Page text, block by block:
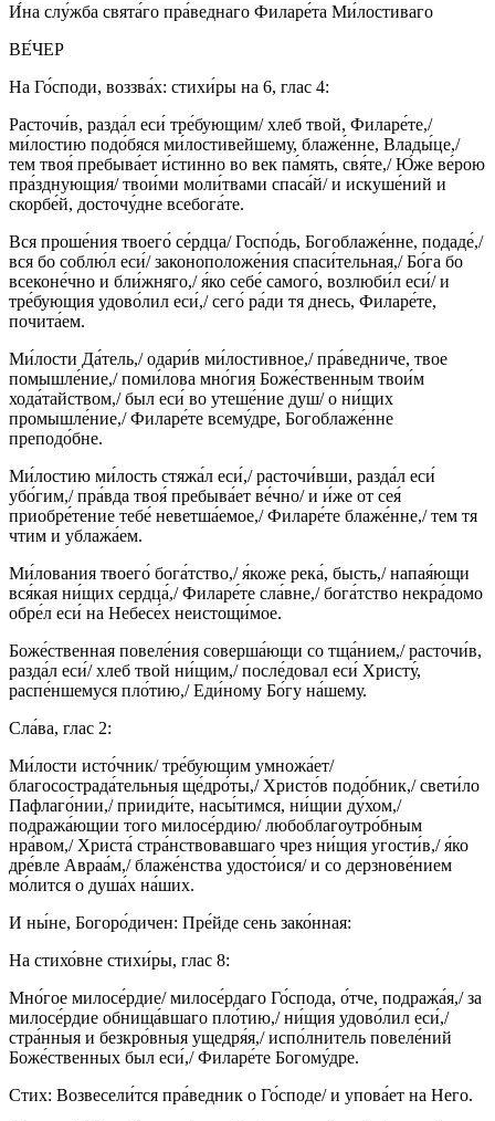
И́на слу́жба свята́го пра́веднаго Филаре́та Ми́лостиваго
ВЕ́ЧЕР
На Го́споди, воззва́х: стихи́ры на 6, глас 4:
Расточи́в, разда́л еси́ тре́бующим/ хлеб твой, Филаре́те,/
ми́лостию подо́бяся ми́лостивейшему, блаже́нне, Влады́це,/
тем твоя́ пребыва́ет и́стинно во век па́мять, свя́те,/ Ю́же ве́рою
пра́зднующия/ твои́ми моли́твами спаса́й/ и искуше́ний и
скорбе́й, досточу́дне всебога́те.
Вся проше́ния твоего́ се́рдца/ Госпо́дь, Богоблаже́нне, подаде́,/
вся бо соблю́л еси́/ законоположе́ния спаси́тельная,/ Бо́га бо
всеконе́чно и бли́жняго,/ я́ко себе́ самого́, возлюби́л еси́/ и
тре́бующия удово́лил еси́,/ сего́ ра́ди тя днесь, Филаре́те,
почита́ем.
Ми́лости Да́тель,/ одари́в ми́лостивное,/ пра́ведниче, твое
помышле́ние,/ поми́лова мно́гия Боже́ственным твои́м
хода́тайством,/ был еси́ во утеше́ние душ/ о ни́щих
промышле́ние,/ Филаре́те всему́дре, Богоблаже́нне
преподо́бне.
Ми́лостию ми́лость стяжа́л еси́,/ расточи́вши, разда́л еси́
убо́гим,/ пра́вда твоя́ пребыва́ет ве́чно/ и и́же от сея́
приобре́тение тебе́ неветша́емое,/ Филаре́те блаже́нне,/ тем тя
чтим и ублажа́ем.
Ми́лования твоего́ бога́тство,/ я́коже река́, бысть,/ напая́ющи
вся́кая ни́щих сердца́,/ Филаре́те сла́вне,/ бога́тство некра́домо
обре́л еси́ на Небесе́х неистощи́мое.
Боже́ственная повеле́ния соверша́ющи со тща́нием,/ расточи́в,
разда́л еси́/ хлеб твой ни́щим,/ после́довал еси́ Христу́,
распе́ншемуся пло́тию,/ Еди́ному Бо́гу на́шему.
Сла́ва, глас 2:
Ми́лости исто́чник/ тре́бующим умножа́ет/
благосострада́тельныя ще́дро́ты,/ Христо́в подо́бник,/ свети́ло
Пафлаго́нии,/ прииди́те, насы́тимся, ни́щии ду́хом,/
подража́ющии того милосе́рдию/ любоблагоутро́бным
нра́вом,/ Христа́ стра́нствовавшаго чрез ни́щия угости́в,/ я́ко
дре́вле Авраа́м,/ блаже́нства удосто́ися/ и со дерзнове́нием
мо́лится о душа́х на́ших.
И ны́не, Богоро́дичен: Пре́йде сень зако́нная:
На стихо́вне стихи́ры, глас 8:
Мно́гое милосе́рдие/ милосе́рдаго Го́спода, о́тче, подража́я,/ за
милосе́рдие обнища́вшаго пло́тию,/ ни́щия удово́лил еси́,/
стра́нныя и безкро́вныя ущедря́я,/ испо́лнитель повеле́ний
Боже́ственных был еси́,/ Филаре́те Богому́дре.
Стих: Возвесели́тся пра́ведник о Го́споде/ и упова́ет на Него.